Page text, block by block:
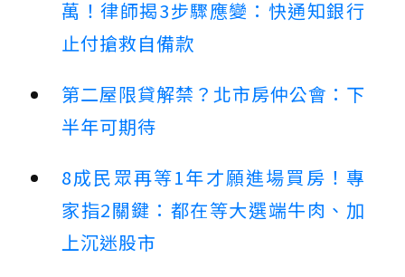
萬！律師揭3步驟應變：快通知銀行
止付搶救自備款
第二屋限貸解禁？北市房仲公會：下
半年可期待
8成民眾再等1年才願進場買房！專
家指2關鍵：都在等大選端牛肉、加
上沉迷股市